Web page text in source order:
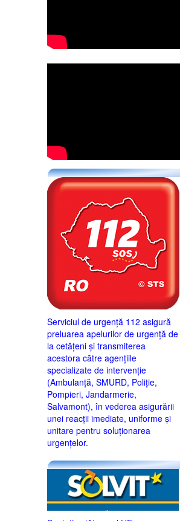
Serviciul de urgență 112 asigură
preluarea apelurilor de urgență de
la cetățeni și transmiterea
acestora către agențiile
specializate de intervenție
(Ambulanță, SMURD, Poliție,
Pompieri, Jandarmerie,
Salvamont), în vederea asigurării
unei reacții imediate, uniforme și
unitare pentru soluționarea
urgențelor.